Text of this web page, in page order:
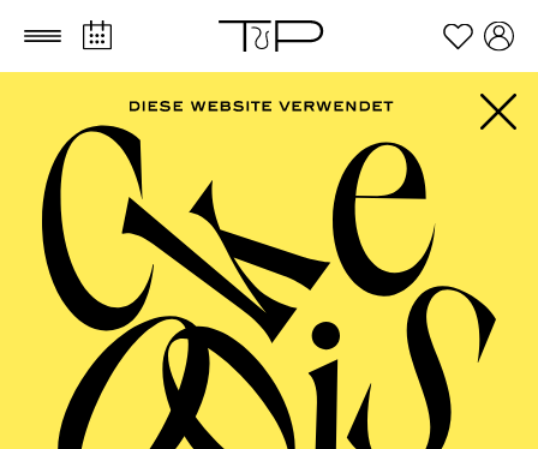
Zum Hauptinhalt springen Zum Footer springen